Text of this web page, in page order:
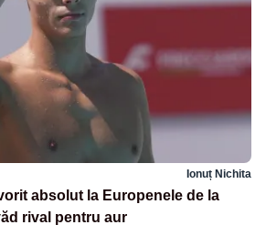
Ionuț Nichita
absolut la Europenele de la
rival pentru aur